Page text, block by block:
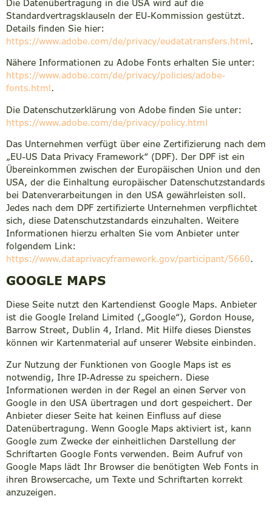
Die Datenübertragung in die USA wird auf die
Standardvertragsklauseln der EU-Kommission gestützt.
Details finden Sie hier:
https://www.adobe.com/de/privacy/eudatatransfers.html.
Nähere Informationen zu Adobe Fonts erhalten Sie unter:
https://www.adobe.com/de/privacy/policies/adobe-
fonts.html.
Die Datenschutzerklärung von Adobe finden Sie unter:
https://www.adobe.com/de/privacy/policy.html
Das Unternehmen verfügt über eine Zertifizierung nach dem
„EU-US Data Privacy Framework“ (DPF). Der DPF ist ein
Übereinkommen zwischen der Europäischen Union und den
USA, der die Einhaltung europäischer Datenschutzstandards
bei Datenverarbeitungen in den USA gewährleisten soll.
Jedes nach dem DPF zertifizierte Unternehmen verpflichtet
sich, diese Datenschutzstandards einzuhalten. Weitere
Informationen hierzu erhalten Sie vom Anbieter unter
folgendem Link:
https://www.dataprivacyframework.gov/participant/5660.
GOOGLE MAPS
Diese Seite nutzt den Kartendienst Google Maps. Anbieter
ist die Google Ireland Limited („Google“), Gordon House,
Barrow Street, Dublin 4, Irland. Mit Hilfe dieses Dienstes
können wir Kartenmaterial auf unserer Website einbinden.
Zur Nutzung der Funktionen von Google Maps ist es
notwendig, Ihre IP-Adresse zu speichern. Diese
Informationen werden in der Regel an einen Server von
Google in den USA übertragen und dort gespeichert. Der
Anbieter dieser Seite hat keinen Einfluss auf diese
Datenübertragung. Wenn Google Maps aktiviert ist, kann
Google zum Zwecke der einheitlichen Darstellung der
Schriftarten Google Fonts verwenden. Beim Aufruf von
Google Maps lädt Ihr Browser die benötigten Web Fonts in
ihren Browsercache, um Texte und Schriftarten korrekt
anzuzeigen.